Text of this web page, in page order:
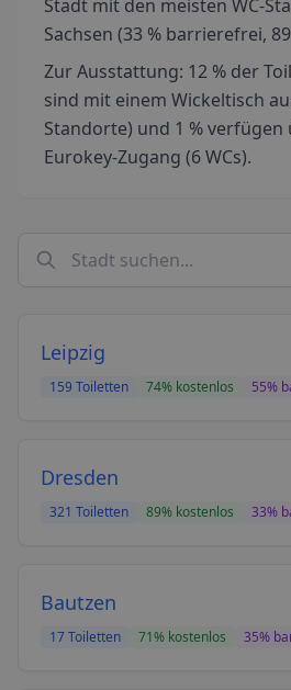
Stadt mit den meisten WC-
Sachsen (33 % barrierefrei,
Zur Ausstattung: 12 % der
sind mit einem Wickeltisch
Standorte) und 1 % verfügen
Eurokey-Zugang (6 WCs).
Leipzig
159 Toiletten 74% kostenlos 55%
Dresden
321 Toiletten 89% kostenlos 33%
Bautzen
17Toiletten 71% kostenlos 35%